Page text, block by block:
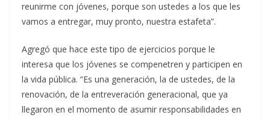
reunirme con jóvenes, porque son ustedes a los que les
vamos a entregar, muy pronto, nuestra estafeta”.
Agregó que hace este tipo de ejercicios porque le
interesa que los jóvenes se compenetren y participen en
la vida pública. “Es una generación, la de ustedes, de la
renovación, de la entreveración generacional, que ya
llegaron en el momento de asumir responsabilidades en